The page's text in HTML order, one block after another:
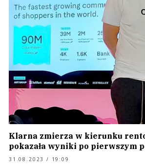
Klarna zmierza w kierunku
pokazała wyniki po pierwszym
31.08.2023 / 19:09